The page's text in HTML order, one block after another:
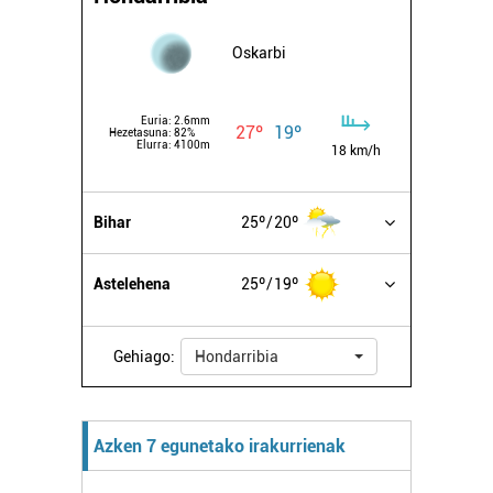
erabiltzeko baimen esplizitua ematen diguzu.
Oskarbi
Euria: 2.6mm
Hezetasuna: 82%
Elurra: 4100m
27º 19º
18 km/h
Bihar 25º 20º
Astelehena 25º 19º
Gehiago: Hondarribia
Azken 7 egunetako irakurrienak